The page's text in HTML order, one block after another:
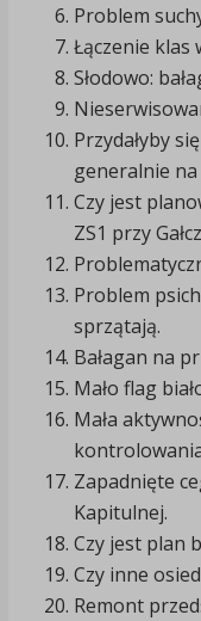
Problem
Łączenie klas
Słodowo:
Przydałyby
generalnie na
Czy jest
ZS1 przy
Problem
sprzątają.
Bałagan na
Mało flag
Mała
Zapadnięte
Kapitulnej.
Czy jest plan
Czy inne
Remont